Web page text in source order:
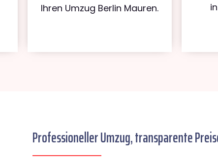
Ihren Umzug Berlin Mauren.
Professioneller Umzug, transparente